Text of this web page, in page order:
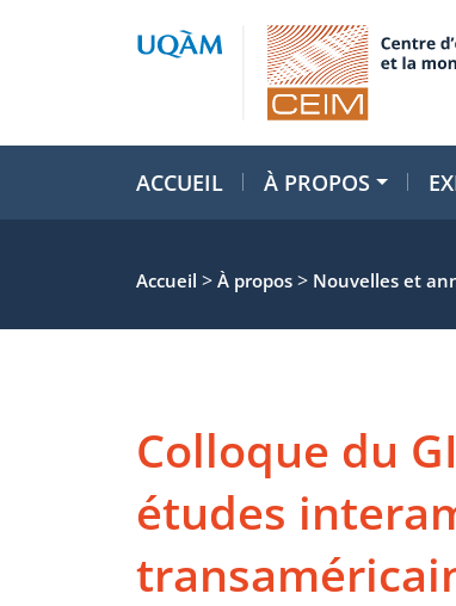
ACCUEIL À PROPOS
Accueil > À propos > Nouvelles et
Colloque du
études